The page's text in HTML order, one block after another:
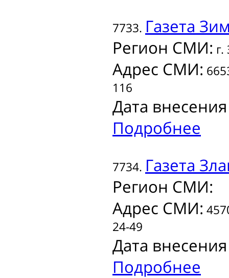
7733. Газета
Регион СМИ:
Адрес СМИ:
116
Дата
Подробнее
7734. Газета
Регион СМИ:
Адрес СМИ:
24-49
Дата
Подробнее